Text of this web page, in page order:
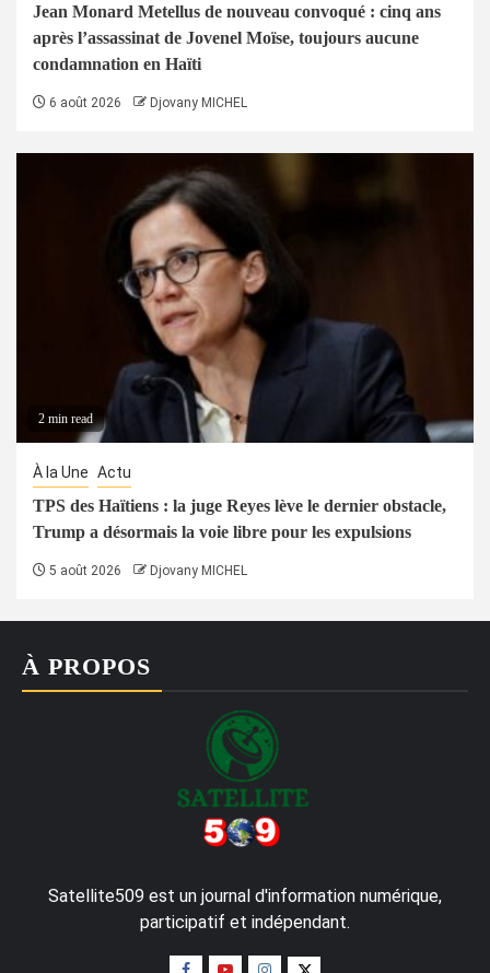
Jean Monard Metellus de nouveau convoqué : cinq ans
après l’assassinat de Jovenel Moïse, toujours aucune
condamnation en Haïti
6 août 2026 Djovany MICHEL
2 min read
À la Une Actu
TPS des Haïtiens : la juge Reyes lève le dernier obstacle,
Trump a désormais la voie libre pour les expulsions
5 août 2026 Djovany MICHEL
À PROPOS
Satellite509 est un journal d'information numérique,
participatif et indépendant.